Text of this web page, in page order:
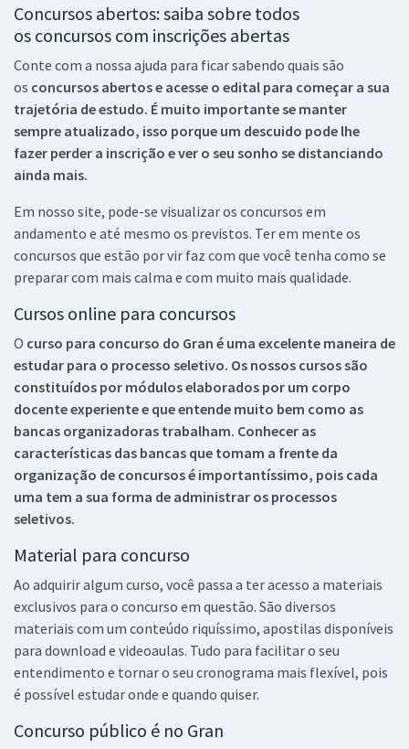
Concursos abertos: saiba sobre todos
os concursos com inscrições abertas
Conte com a nossa ajuda para ficar sabendo quais são
os concursos abertos e acesse o edital para começar a sua
trajetória de estudo. É muito importante se manter
sempre atualizado, isso porque um descuido pode lhe
fazer perder a inscrição e ver o seu sonho se distanciando
ainda mais.
Em nosso site, pode-se visualizar os concursos em
andamento e até mesmo os previstos. Ter em mente os
concursos que estão por vir faz com que você tenha como se
preparar com mais calma e com muito mais qualidade.
Cursos online para concursos
O curso para concurso do Gran é uma excelente maneira de
estudar para o processo seletivo. Os nossos cursos são
constituídos por módulos elaborados por um corpo
docente experiente e que entende muito bem como as
bancas organizadoras trabalham. Conhecer as
características das bancas que tomam a frente da
organização de concursos é importantíssimo, pois cada
uma tem a sua forma de administrar os processos
seletivos.
Material para concurso
Ao adquirir algum curso, você passa a ter acesso a materiais
exclusivos para o concurso em questão. São diversos
materiais com um conteúdo riquíssimo, apostilas disponíveis
para download e videoaulas. Tudo para facilitar o seu
entendimento e tornar o seu cronograma mais flexível, pois
é possível estudar onde e quando quiser.
Concurso público é no Gran